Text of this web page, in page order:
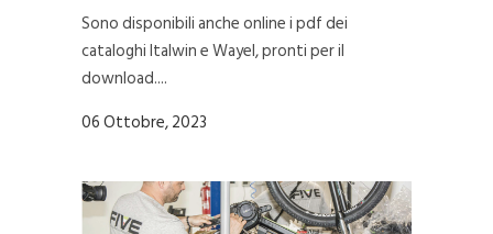
Sono disponibili anche online i pdf dei
cataloghi Italwin e Wayel, pronti per il
download....
06 Ottobre, 2023